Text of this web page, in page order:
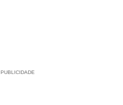
PUBLICIDADE